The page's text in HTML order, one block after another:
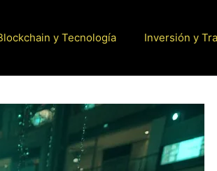
y Tecnología Inversión y